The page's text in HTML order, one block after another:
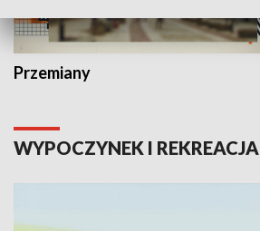
Przemiany
WYPOCZYNEK I REKREACJA